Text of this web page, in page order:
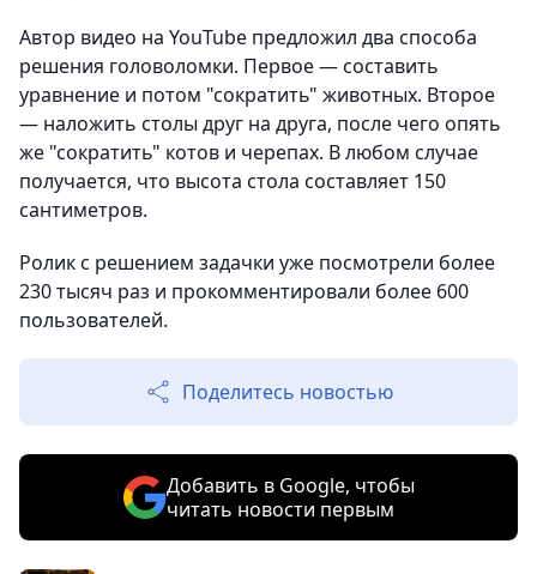
Автор видео на YouTube предложил два способа
решения головоломки. Первое — составить
уравнение и потом "сократить" животных. Второе
— наложить столы друг на друга, после чего опять
же "сократить" котов и черепах. В любом случае
получается, что высота стола составляет 150
сантиметров.
Ролик с решением задачки уже посмотрели более
230 тысяч раз и прокомментировали более 600
пользователей.
Поделитесь новостью
Добавить в Google, чтобы
читать новости первым